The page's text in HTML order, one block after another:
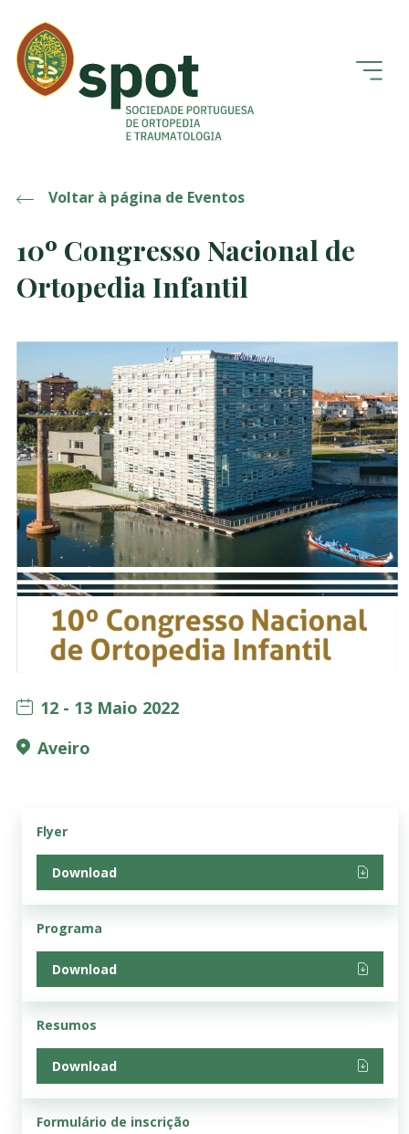
Voltar à página de Eventos
10º Congresso Nacional de
Ortopedia Infantil
12 - 13 Maio 2022
Aveiro
Flyer
Download
Programa
Download
Resumos
Download
Formulário de inscrição